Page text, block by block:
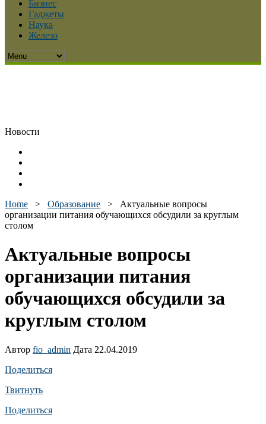
Бизнес
Гаджеты
Наука
Железо
Новости
Home > Образование > Актуальные вопросы
организации питания обучающихся обсудили за круглым
столом
Актуальные вопросы
организации питания
обучающихся обсудили за
круглым столом
Автор fio_admin Дата 22.04.2019
Поделиться
Твитнуть
Поделиться